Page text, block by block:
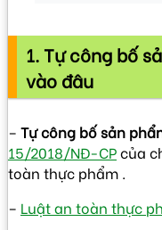
1. Tự công bố
vào đâu
– Tự công bố sản
15/2018/NĐ-CPcủa
toàn thực phẩm .
– Luật an toàn thực